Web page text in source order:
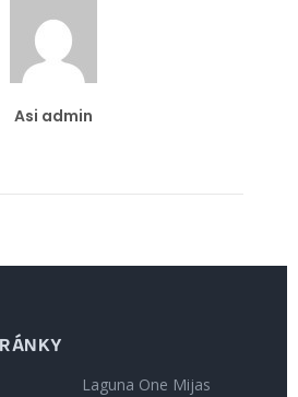
Asi admin
Laguna One Mijas